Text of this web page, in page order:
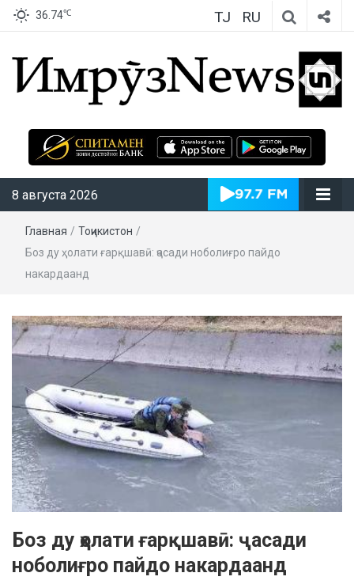
36.74℃ TJ RU
ИмрӯзNews
8 августа 2026
Главная / Тоҷикистон /
Боз ду ҳолати ғарқшавӣ: ҷасади ноболиғро пайдо
накардаанд
Боз ду ҳолати ғарқшавӣ: ҷасади
ноболиғро пайдо накардаанд